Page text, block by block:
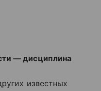
— дисциплина
известных